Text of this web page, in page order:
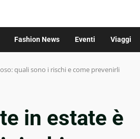
Fashion News Eventi Viaggi
quali sono i rischi e come prevenirli
in estate è